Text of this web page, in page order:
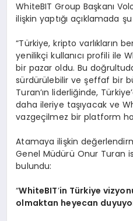
WhiteBIT Group Başkanı
ilişkin yaptığı açıklamada
“Türkiye, kripto varlıkların
yenilikçi kullanıcı profili ile
bir pazar oldu. Bu
sürdürülebilir ve şeffaf bir
Turan’ın liderliğinde,
daha ileriye taşıyacak ve
vazgeçilmez bir platform
Atamaya ilişkin
Genel Müdürü Onur Turan
bulundu:
“WhiteBIT’in Türkiye
olmaktan heyecan